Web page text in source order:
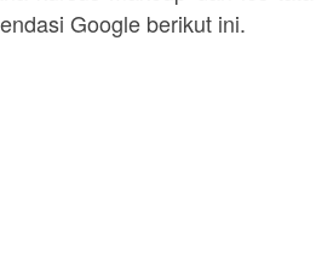
Google berikut ini.